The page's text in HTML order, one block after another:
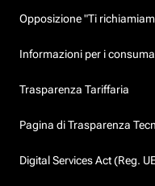
Opposizione "Ti
Informazioni per i
Trasparenza Tariffaria
Pagina di Trasparenza
Digital Services Act (Reg.